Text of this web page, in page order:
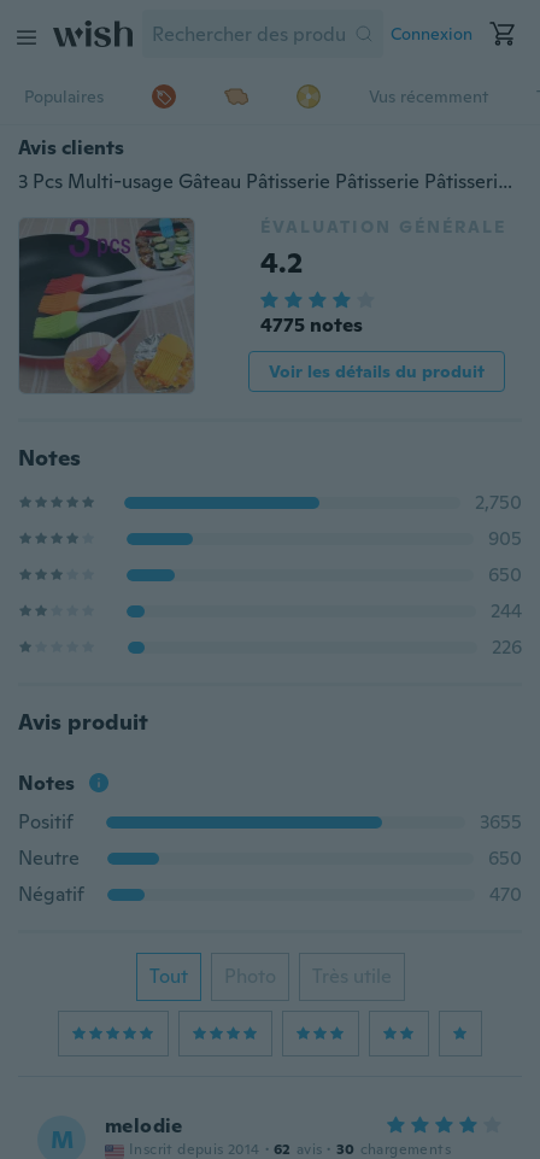
Connexion
Populaires Vus récemment
Avis clients
3 Pcs Multi-usage Gâteau Pâtisserie Pâtisserie Pâtisserie Crème à l'huile Crème à rôtir Ustensile de cuisson Bâton à brosse Cuisine Outils de cuisson (Couleur:Couleur au hasard)
ÉVALUATION GÉNÉRALE
4.2
4775 notes
Voir les détails du produit
Notes
2,750
905
650
244
226
Avis produit
Notes
Positif
3655
Neutre
650
Négatif
470
Tout Photo Très utile
M melodie
Inscrit depuis 2014 · 62 avis · 30 chargements